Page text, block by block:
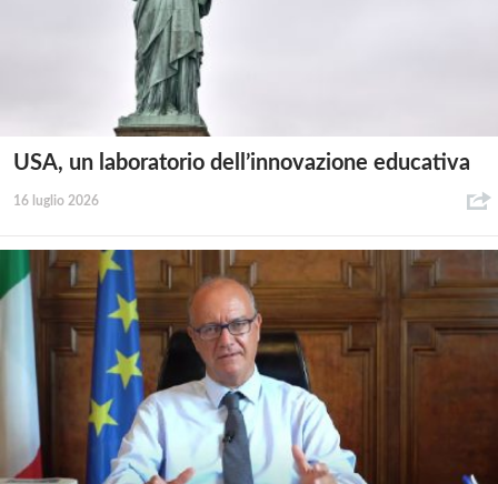
USA, un laboratorio dell’innovazione educativa
16 luglio 2026